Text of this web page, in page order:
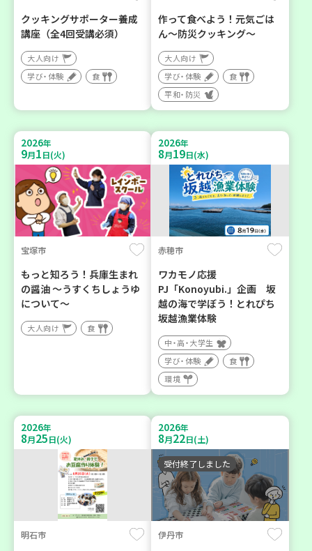
クッキングサポーター養成
講座（全4回受講必須）
大人向け
学び・体験
食
作って食べよう！元気ごは
ん～防災クッキング～
大人向け
学び・体験
食
平和・防災
2026年
9月1日(火)
宝塚市
もっと知ろう！兵庫生まれ
の醤油 ～うすくちしょうゆ
について～
大人向け 食
2026年
8月19日(水)
赤穂市
ワカモノ応援
PJ「Konoyubi.」企画 坂
越の海で学ぼう！とれぴち
坂越漁業体験
中・高・大学生
学び・体験
食
環境
2026年
8月25日(火)
明石市
2026年
8月22日(土)
受付終了しました
伊丹市